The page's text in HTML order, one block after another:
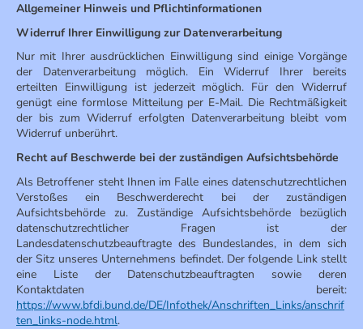
Allgemeiner Hinweis und Pflichtinformationen
Widerruf Ihrer Einwilligung zur Datenverarbeitung
Nur mit Ihrer ausdrücklichen Einwilligung sind einige Vorgänge
der Datenverarbeitung möglich. Ein Widerruf Ihrer bereits
erteilten Einwilligung ist jederzeit möglich. Für den Widerruf
genügt eine formlose Mitteilung per E-Mail. Die Rechtmäßigkeit
der bis zum Widerruf erfolgten Datenverarbeitung bleibt vom
Widerruf unberührt.
Recht auf Beschwerde bei der zuständigen Aufsichtsbehörde
Als Betroffener steht Ihnen im Falle eines datenschutzrechtlichen
Verstoßes ein Beschwerderecht bei der zuständigen
Aufsichtsbehörde zu. Zuständige Aufsichtsbehörde bezüglich
datenschutzrechtlicher Fragen ist der
Landesdatenschutzbeauftragte des Bundeslandes, in dem sich
der Sitz unseres Unternehmens befindet. Der folgende Link stellt
eine Liste der Datenschutzbeauftragten sowie deren
Kontaktdaten bereit:
https://www.bfdi.bund.de/DE/Infothek/Anschriften_Links/anschrif
ten_links-node.html.